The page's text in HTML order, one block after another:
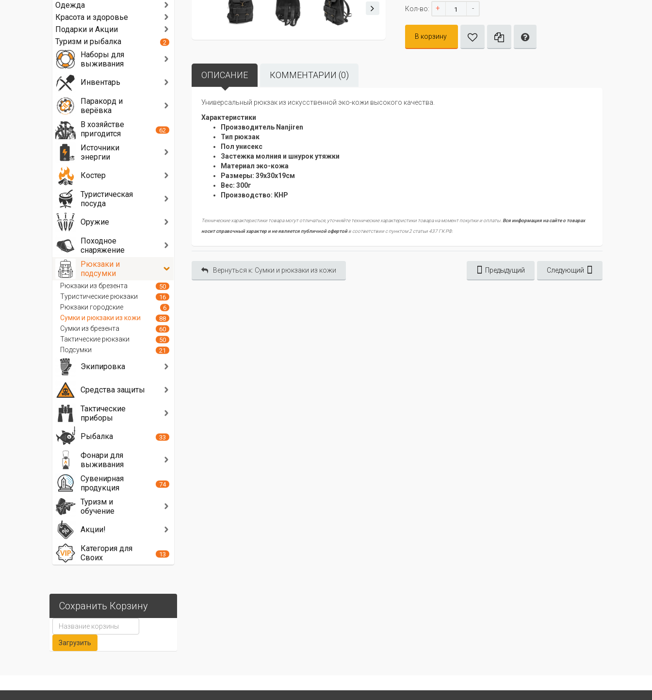
Кол-во: + -
В корзину
ОПИСАНИЕ КОММЕНТАРИИ (0)
Универсальный рюкзак из искусственной эко-кожи высокого качества.
Характеристики
Производитель Nanjiren
Тип рюкзак
Пол унисекс
Застежка молния и шнурок утяжки
Материал эко-кожа
Размеры: 39х30х19см
Вес: 300г
Производство: КНР
Технические характеристики товара могут отличаться, уточняйте технические характеристики товара на момент покупки и оплаты.Вся информация на сайте о товарах
носит справочный характер и не является публичной офертойв соответствии с пунктом 2 статьи 437 ГК РФ.
Вернуться к: Сумки и рюкзаки из кожи Предыдущий Следующий
Одежда
Красота и здоровье
Подарки и Акции
Туризм и рыбалка
2
Наборы для
выживания
Инвентарь
Паракорд и
верёвка
В хозяйстве
пригодится
62
Источники
энергии
Костер
Туристическая
посуда
Оружие
Походное
снаряжение
Рюкзаки и
подсумки
Рюкзаки из брезента 50
Туристические рюкзаки 16
Рюкзаки городские 6
Сумки и рюкзаки из кожи 88
Сумки из брезента 60
Тактические рюкзаки 50
Подсумки 21
Экипировка
Средства защиты
Тактические
приборы
Рыбалка
33
Фонари для
выживания
Сувенирная
продукция
74
Туризм и
обучение
Акции!
Категория для
Своих
13
Сохранить Корзину